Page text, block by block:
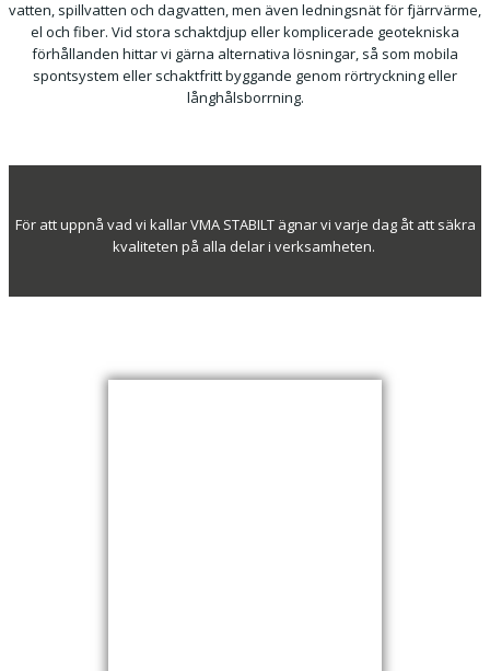
vatten, spillvatten och dagvatten, men även ledningsnät för fjärrvärme,
el och fiber. Vid stora schaktdjup eller komplicerade geotekniska
förhållanden hittar vi gärna alternativa lösningar, så som mobila
spontsystem eller schaktfritt byggande genom rörtryckning eller
långhålsborrning.
För att uppnå vad vi kallar VMA STABILT ägnar vi varje dag åt att säkra
kvaliteten på alla delar i verksamheten.